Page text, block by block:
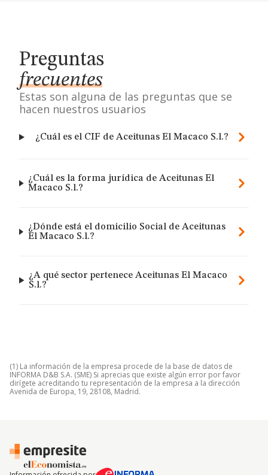
Preguntas
frecuentes
Estas son alguna de las preguntas que se
hacen nuestros usuarios
¿Cuál es el CIF de Aceitunas El Macaco S.l.?
¿Cuál es la forma jurídica de Aceitunas El
Macaco S.l.?
¿Dónde está el domicilio Social de Aceitunas
El Macaco S.l.?
¿A qué sector pertenece Aceitunas El Macaco
S.l.?
(1) La información de la empresa procede de la base de datos de
INFORMA D&B S.A. (SME) Si aprecias que existe algún error por favor
dirígete acreditando tu representación de la empresa a la dirección
Avenida de Europa, 19, 28108, Madrid.